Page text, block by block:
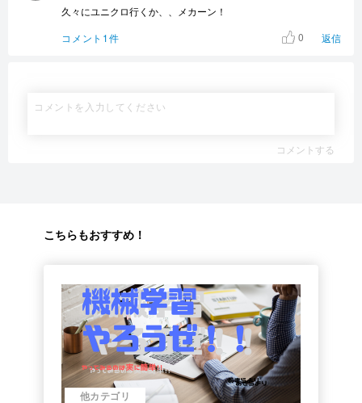
久々にユニクロ行くか、、メカーン！
コメント1件
0 返信
コメントする
こちらもおすすめ！
他カテゴリ